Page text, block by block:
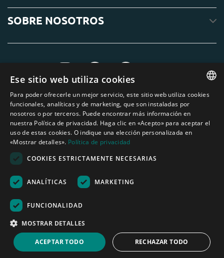
SOBRE NOSOTROS
Ninguno de los textos o fotos de esta página web pueden ser utilizados sin
Nederland|Deutschland
DUTCH
GERMAN
Ese sitio web utiliza cookies
Para poder ofrecerle un mejor servicio, este sitio web utiliza cookies
funcionales, analíticas y de marketing, que son instaladas por
nosotros o por terceros. Puede encontrar más información en
nuestra Política de privacidad. Haga clic en «Acepto» para aceptar el
uso de estas cookies. O indique una elección personalizada en
«Mostrar detalles». Política de privacidad
COOKIES ESTRICTAMENTE NECESARIAS
ANALÍTICAS MARKETING
FUNCIONALIDAD
MOSTRAR DETALLES
ACEPTAR TODO RECHAZAR TODO